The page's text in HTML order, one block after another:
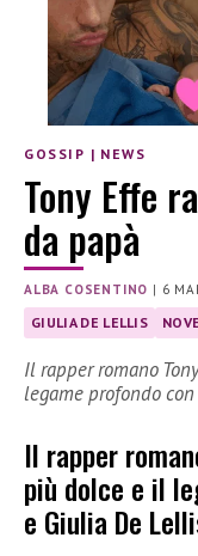
GOSSIP | NEWS
Tony Effe
da papà
ALBA COSENTINO | 6
GIULIA DE LELLIS
Il rapper romano
legame profondo
Il rapper
più dolce e il
e Giulia De